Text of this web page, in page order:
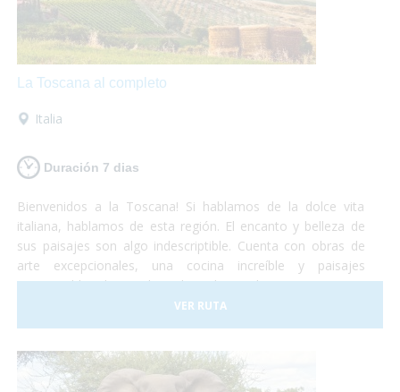
La Toscana al completo
Italia
Duración 7 dias
Bienvenidos a la Toscana! Si hablamos de la dolce vita
italiana, hablamos de esta región. El encanto y belleza de
sus paisajes son algo indescriptible. Cuenta con obras de
arte excepcionales, una cocina increíble y paisajes
interminables de viñedos, alamedas y olivares. Un visita a
uno de los museos más importantes o una degustación de
vinos y quesos, tu eliges!
VER RUTA